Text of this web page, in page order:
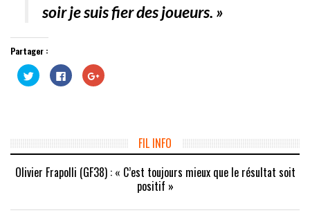
soir je suis fier des joueurs. »
Partager :
Cliquez
pour
partager
fenêtre)
Cliquez
pour
partager
fenêtre)
Cliquez
pour
nouvelle
fenêtre)
FIL INFO
Olivier Frapolli (GF38) : « C’est toujours mieux que le résultat soit
positif »